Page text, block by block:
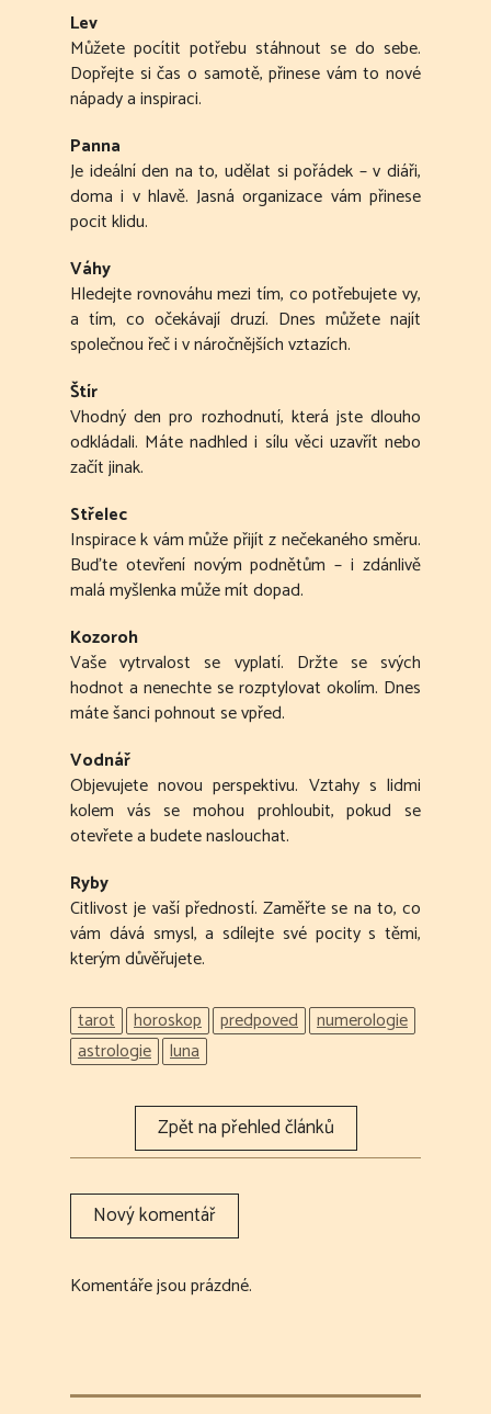
Lev
Můžete pocítit potřebu stáhnout se do sebe.
Dopřejte si čas o samotě, přinese vám to nové
nápady a inspiraci.
Panna
Je ideální den na to, udělat si pořádek – v diáři,
doma i v hlavě. Jasná organizace vám přinese
pocit klidu.
Váhy
Hledejte rovnováhu mezi tím, co potřebujete vy,
a tím, co očekávají druzí. Dnes můžete najít
společnou řeč i v náročnějších vztazích.
Štír
Vhodný den pro rozhodnutí, která jste dlouho
odkládali. Máte nadhled i sílu věci uzavřít nebo
začít jinak.
Střelec
Inspirace k vám může přijít z nečekaného směru.
Buďte otevření novým podnětům – i zdánlivě
malá myšlenka může mít dopad.
Kozoroh
Vaše vytrvalost se vyplatí. Držte se svých
hodnot a nenechte se rozptylovat okolím. Dnes
máte šanci pohnout se vpřed.
Vodnář
Objevujete novou perspektivu. Vztahy s lidmi
kolem vás se mohou prohloubit, pokud se
otevřete a budete naslouchat.
Ryby
Citlivost je vaší předností. Zaměřte se na to, co
vám dává smysl, a sdílejte své pocity s těmi,
kterým důvěřujete.
tarot horoskop predpoved
numerologie
astrologie
luna
Komentáře jsou prázdné.